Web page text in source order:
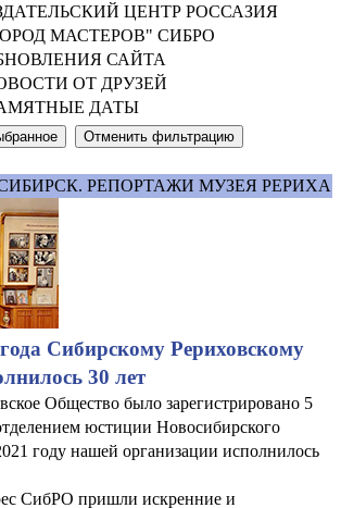
ЦЕНТР РОССАЗИЯ
МАСТЕРОВ" СИБРО
САЙТА
ОТ ДРУЗЕЙ
ДАТЫ
РЕПОРТАЖИ МУЗЕЯ РЕРИХА
Сибирскому Рериховскому
30 лет
Общество было зарегистрировано 5
юстиции Новосибирского
году нашей организации исполнилось
СибРО пришли искренние и